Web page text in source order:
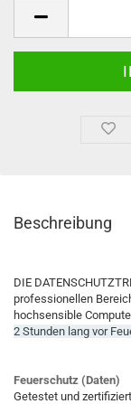
Beschreibung
DIE
professionellen
hochsensible
2 Stunden lang vor
Feuerschutz (Daten)
Getestet und